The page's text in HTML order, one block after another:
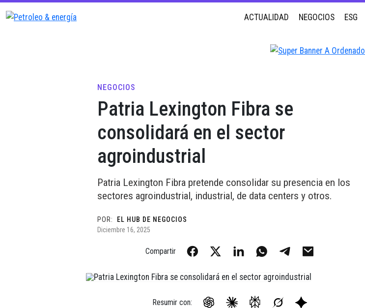
ACTUALIDAD NEGOCIOS ESG
NEGOCIOS
Patria Lexington Fibra se
consolidará en el sector
agroindustrial
Patria Lexington Fibra pretende consolidar su presencia en los
sectores agroindustrial, industrial, de data centers y otros.
POR:
EL HUB DE NEGOCIOS
Diciembre 16, 2025
Compartir
Resumir con: